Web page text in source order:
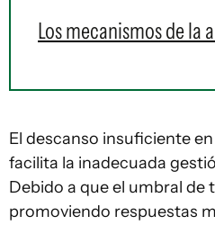
Los mecanismos de la
El descanso insuficiente
facilita la inadecuada
Debido a que el umbral de
promoviendo respuestas